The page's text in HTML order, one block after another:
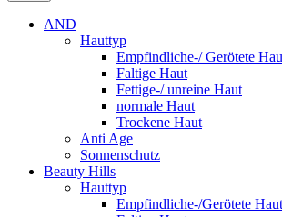
AND
Hauttyp
Empfindliche-/ Gerötete
Faltige Haut
Fettige-/ unreine Haut
normale Haut
Trockene Haut
Anti Age
Sonnenschutz
Beauty Hills
Hauttyp
Empfindliche-/Gerötete Haut